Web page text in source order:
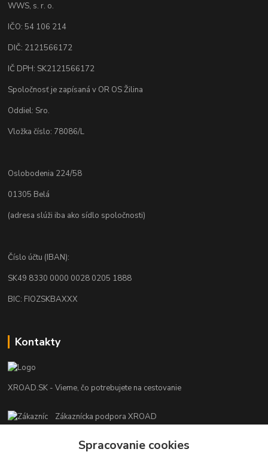
WWS, s. r. o.
IČO: 54 106 214
DIČ: 2121566172
IČ DPH: SK2121566172
Spoločnosť je zapísaná v OR OS Žilina
Oddiel: Sro.
Vložka číslo: 78086/L
Oslobodenia 224/58
01305 Belá
(adresa slúži iba ako sídlo spoločnosti)
Číslo účtu (IBAN):
SK49 8330 0000 0028 0205 1888
BIC: FIOZSKBAXXX
Kontakty
XROAD.SK - Vieme, čo potrebujete na cestovanie
Zákaznícka podpora XROAD
+421 948 013 566
Po-Pi (08:00-16:00), So (11:00-14:00)
Spracovanie cookies